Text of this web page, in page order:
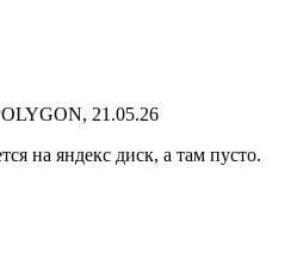
21.05.26
на яндекс диск, а там пусто.